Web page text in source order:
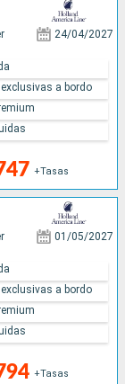
24/04/2027
+Tasas
a bordo
01/05/2027
+Tasas
a bordo